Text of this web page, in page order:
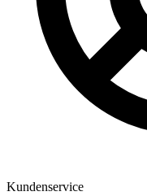
Kundenservice